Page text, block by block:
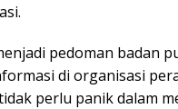
pedoman badan
di organisasi
perlu panik dalam